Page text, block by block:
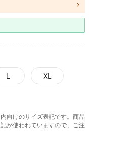
L XL
向けのサイズ表記です。商品
が使われていますので、ご注